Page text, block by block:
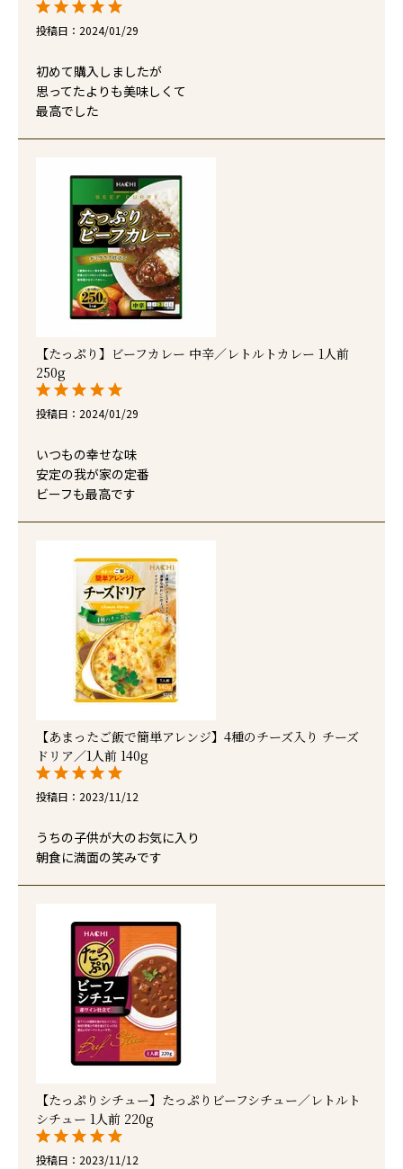
投稿日 2024/01/29
初めて購入しましたが
思ってたよりも美味しくて
最高でした
【たっぷり】ビーフカレー 中辛／レトルトカレー 1人前
250g
投稿日 2024/01/29
いつもの幸せな味
安定の我が家の定番
ビーフも最高です
【あまったご飯で簡単アレンジ】4種のチーズ入り チーズ
ドリア／1人前 140g
投稿日 2023/11/12
うちの子供が大のお気に入り
朝食に満面の笑みです
【たっぷりシチュー】たっぷりビーフシチュー／レトルト
シチュー 1人前 220g
投稿日 2023/11/12